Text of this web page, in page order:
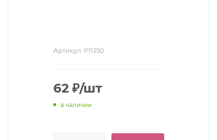
Артикул: Р11250
62₽/шт
в наличии